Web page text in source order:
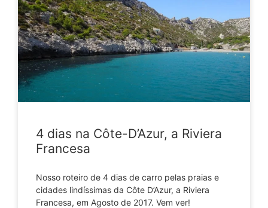
4 dias na Côte-D’Azur, a Riviera
Francesa
Nosso roteiro de 4 dias de carro pelas praias e
cidades lindíssimas da Côte D’Azur, a Riviera
Francesa, em Agosto de 2017. Vem ver!